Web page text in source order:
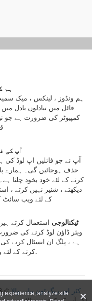
ہم
ہم ونڈوز ، لینکس ، میک
فائل میں تبادلوں بادل
کمپیوٹر کی ضرورت ہے جو
آپ کی
آپ نے جو فائلیں اپ لوڈ کی
حذف ہوجائیں گی۔ ہمارے
کرنے کے لئے خود بخود چلتا
دیکھتے ، شئیر نہیں کرتے ،
کے لئے ویب سائٹ
ہم HTML5 ٹیکنالوجی استعمال کرتے
ویئر ڈاؤن لوڈ کرنے کی
ہے ، پلگ ان انسٹال کرنے
کرنے کے لئے ویب سائٹ ملاحظہ کریں.
آن لائن MP3 کٹر اور رنگ ٹون بنانے والا© 2016-2020 ×
experience, analyze site